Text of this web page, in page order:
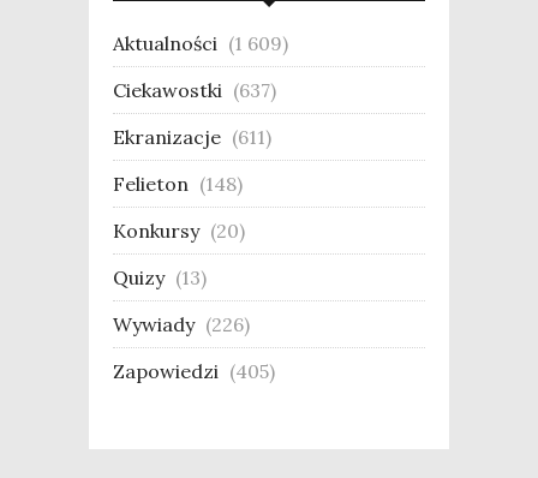
Aktualności (1 609)
Ciekawostki (637)
Ekranizacje (611)
Felieton (148)
Konkursy (20)
Quizy (13)
Wywiady (226)
Zapowiedzi (405)